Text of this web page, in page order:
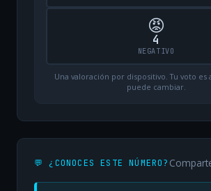
😡
4
NEGATIVO
Una valoración por dispositivo. Tu voto es
puede cambiar.
💬 ¿CONOCES ESTE NÚMERO?